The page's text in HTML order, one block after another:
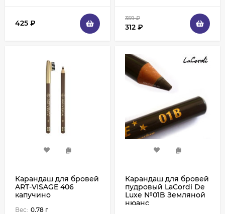
425 ₽
359₽
312 ₽
Карандаш для бровей
ART-VISAGE 406
капучино
Вес: 0.78 г
Карандаш для бровей
пудровый LaCordi De
Luxe №01B Земляной
нюанс